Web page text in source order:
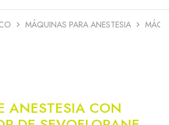
MÁQUINAS PARA ANESTESIA
ANESTESIA CON